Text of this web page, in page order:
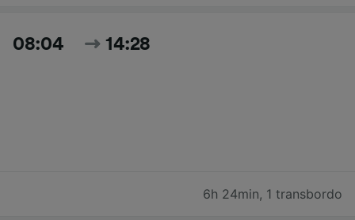
08:04 14:28
6h 24min, 1 transbordo